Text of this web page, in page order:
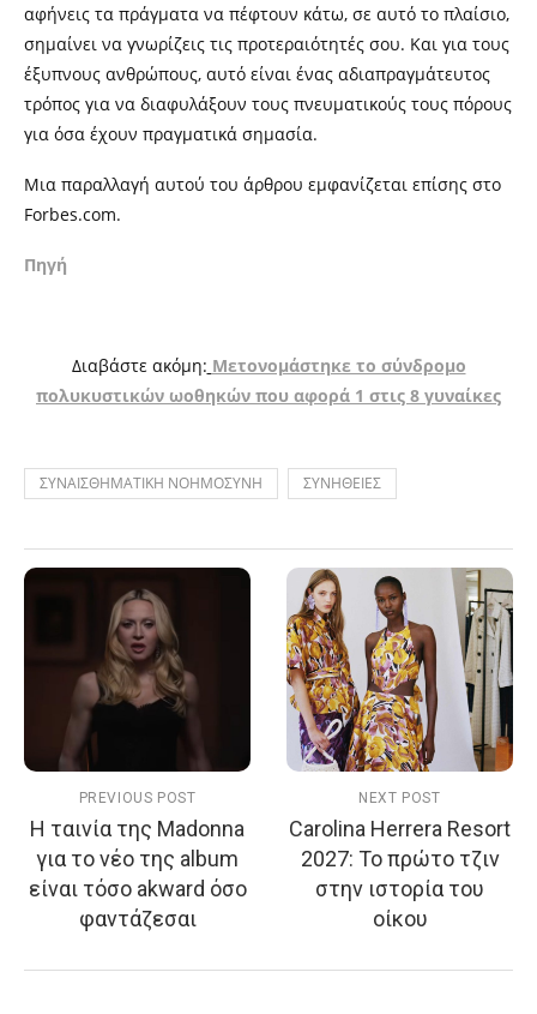
αφήνεις τα πράγματα να πέφτουν κάτω, σε αυτό το πλαίσιο,
σημαίνει να γνωρίζεις τις προτεραιότητές σου. Και για τους
έξυπνους ανθρώπους, αυτό είναι ένας αδιαπραγμάτευτος
τρόπος για να διαφυλάξουν τους πνευματικούς τους πόρους
για όσα έχουν πραγματικά σημασία.
Μια παραλλαγή αυτού του άρθρου εμφανίζεται επίσης στο
Forbes.com.
Πηγή
Διαβάστε ακόμη: Μετονομάστηκε το σύνδρομο
πολυκυστικών ωοθηκών που αφορά 1 στις 8 γυναίκες
ΣΥΝΑΙΣΘΗΜΑΤΙΚΗ ΝΟΗΜΟΣΥΝΗ ΣΥΝΗΘΕΙΕΣ
PREVIOUS POST
Η ταινία της Madonna
για το νέο της album
είναι τόσο akward όσο
φαντάζεσαι
NEXT POST
Carolina Herrera Resort
2027: Το πρώτο τζιν
στην ιστορία του
οίκου